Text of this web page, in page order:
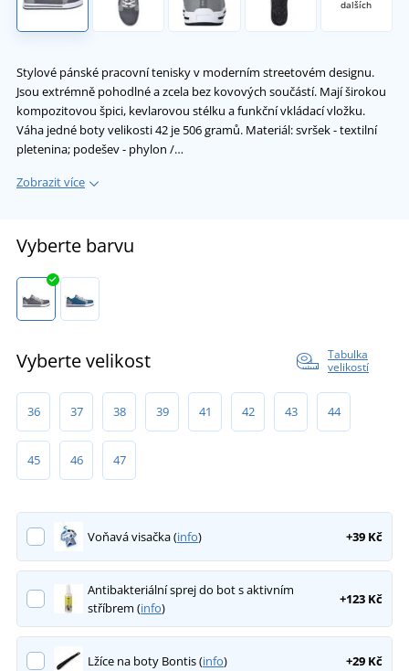
dalších
Stylové pánské pracovní tenisky v moderním streetovém designu.
Jsou extrémně pohodlné a zcela bez kovových součástí. Mají širokou
kompozitovou špici, kevlarovou stélku a funkční vkládací vložku.
Váha jedné boty velikosti 42 je 506 gramů. Materiál: svršek - textilní
pletenina; podešev - phylon /…
Zobrazit více
Vyberte barvu
Vyberte velikost
Tabulka
velikostí
36 37 38 39 41 42 43 44
45 46 47
Voňavá visačka (info) +39 Kč
Antibakteriální sprej do bot s aktivním
stříbrem (info)
+123 Kč
Lžíce na boty Bontis (info) +29 Kč